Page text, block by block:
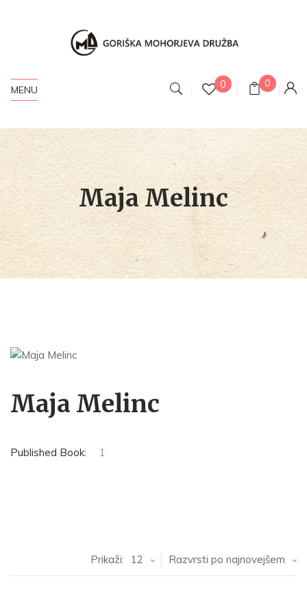
MENU 0 0
Maja Melinc
Maja Melinc
Published Book: 1
Razvrsti po najnovejšem
Prikaži: 12